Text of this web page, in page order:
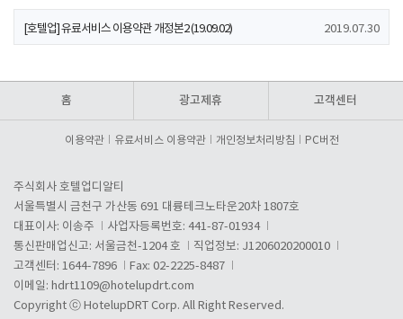
[호텔업] 유료서비스 이용약관 개정본2 (19.09.02) 2019.07.30
홈 광고제휴 고객센터
이용약관 유료서비스 이용약관 개인정보처리방침 PC버전
주식회사 호텔업디알티
서울특별시 금천구 가산동 691 대륭테크노타운20차 1807호
대표이사: 이송주
사업자등록번호: 441-87-01934
통신판매업신고: 서울금천-1204 호
직업정보: J1206020200010
고객센터: 1644-7896
Fax: 02-2225-8487
이메일: hdrt1109@hotelupdrt.com
Copyright ⓒ HotelupDRT Corp. All Right Reserved.